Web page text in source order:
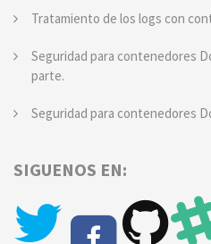
Tratamiento de los logs con
Seguridad para contenedores
parte.
Seguridad para contenedores
SIGUENOS EN: